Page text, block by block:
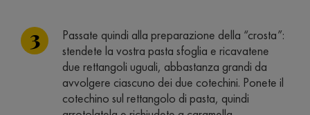
Passate quindi alla preparazione della “crosta”:
stendete la vostra pasta sfoglia e ricavatene
due rettangoli uguali, abbastanza grandi da
avvolgere ciascuno dei due cotechini. Ponete il
cotechino sul rettangolo di pasta, quindi